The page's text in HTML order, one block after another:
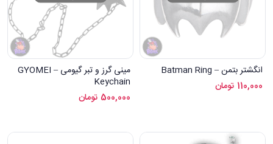
انگشتر بتمن – Batman Ring
110,000 تومان
مینی گرز و تبر گیومی – GYOMEI
Keychain
500,000 تومان